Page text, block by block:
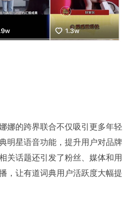
娜的跨界联合不仅吸引更多年轻
明星语音功能，提升用户对品牌
关话题还引发了粉丝、媒体和用
，让有道词典用户活跃度大幅提